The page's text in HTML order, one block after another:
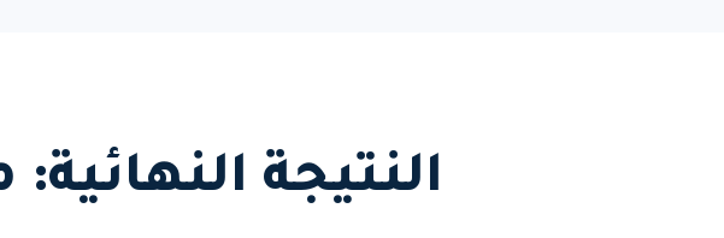
النتيجة